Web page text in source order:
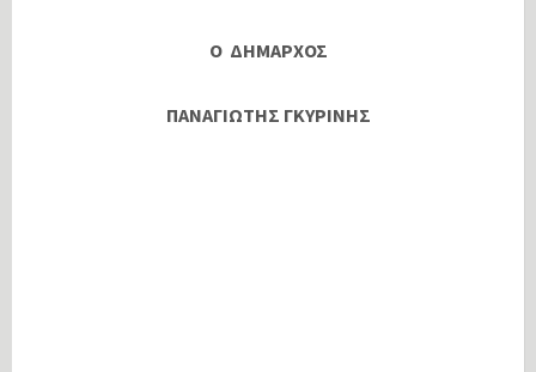
Ο ΔΗΜΑΡΧΟΣ
ΠΑΝΑΓΙΩΤΗΣ ΓΚΥΡΙΝΗΣ